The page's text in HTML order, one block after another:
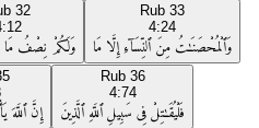
32
وَلَكُمْ نِصْفُ مَا
Rub 33
4:24
وَٱلْمُحْصَنَـٰتُ مِنَ ٱلنِّسَآءِ إِلَّا مَا
إِنَّ ٱللَّهَ
Rub 36
4:74
فَلْيُقَـٰتِلْ فِى سَبِيلِ ٱللَّهِ ٱلَّذِينَ